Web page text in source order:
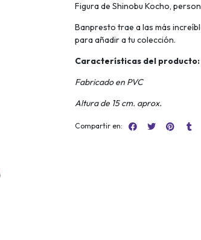
Figura de Shinobu Kocho,
Banpresto trae a las más
para añadir a tu colección.
Características del producto:
Fabricado en PVC
Altura de 15 cm. aprox.
Compartir en: